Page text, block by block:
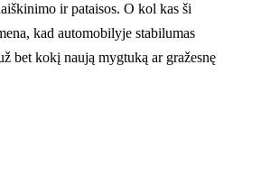
ir pataisos. O kol kas ši
kad automobilyje stabilumas
bet kokį naują mygtuką ar gražesnę